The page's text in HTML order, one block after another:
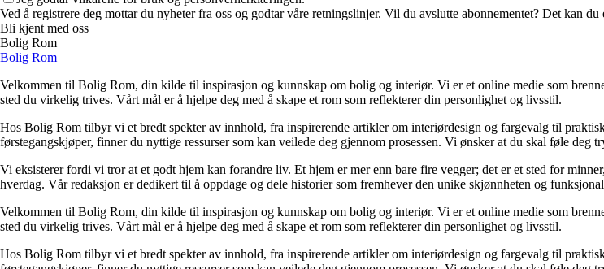
Ved å registrere deg mottar du nyheter fra oss og godtar våre retningslinjer. Vil du avslutte abonnementet? Det kan du
Bli kjent med oss
Bolig Rom
Bolig Rom
Velkommen til Bolig Rom, din kilde til inspirasjon og kunnskap om bolig og interiør. Vi er et online medie som
sted du virkelig trives. Vårt mål er å hjelpe deg med å skape et rom som reflekterer din personlighet og livsstil.
Hos Bolig Rom tilbyr vi et bredt spekter av innhold, fra inspirerende artikler om interiørdesign og fargevalg til
førstegangskjøper, finner du nyttige ressurser som kan veilede deg gjennom prosessen. Vi ønsker at du skal føle
Vi eksisterer fordi vi tror at et godt hjem kan forandre liv. Et hjem er mer enn bare fire vegger; det er et sted for
hverdag. Vår redaksjon er dedikert til å oppdage og dele historier som fremhever den unike skjønnheten og
Velkommen til Bolig Rom, din kilde til inspirasjon og kunnskap om bolig og interiør. Vi er et online medie som
sted du virkelig trives. Vårt mål er å hjelpe deg med å skape et rom som reflekterer din personlighet og livsstil.
Hos Bolig Rom tilbyr vi et bredt spekter av innhold, fra inspirerende artikler om interiørdesign og fargevalg til